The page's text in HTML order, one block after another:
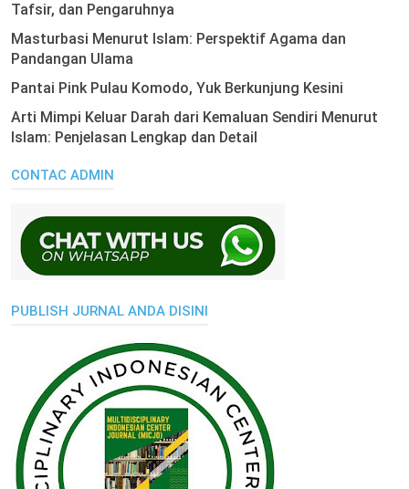
Tafsir, dan Pengaruhnya
Masturbasi Menurut Islam: Perspektif Agama dan
Pandangan Ulama
Pantai Pink Pulau Komodo, Yuk Berkunjung Kesini
Arti Mimpi Keluar Darah dari Kemaluan Sendiri Menurut
Islam: Penjelasan Lengkap dan Detail
CONTAC ADMIN
PUBLISH JURNAL ANDA DISINI